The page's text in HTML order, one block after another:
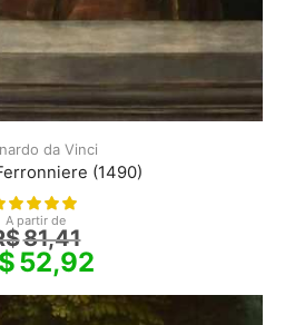
da Vinci
(1490)
A partir de
81,41
52,92